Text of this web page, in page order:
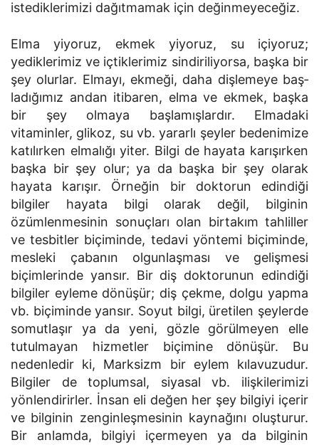
istediklerimizi dağıtmamak için değinmeyeceğiz.
Elma yiyoruz, ekmek yiyoruz, su içiyoruz;
yediklerimiz ve içtiklerimiz sindiriliyorsa, başka bir
şey olurlar. Elmayı, ekmeği, daha dişlemeye baş­
ladığımız andan itibaren, elma ve ekmek, başka
bir şey olmaya başlamışlardır. Elmadaki
vitaminler, glikoz, su vb. yararlı şeyler bedenimize
katılır­ken elmalığı yiter. Bilgi de hayata karışırken
başka bir şey olur; ya da başka bir şey olarak
hayata karışır. Örneğin bir doktorun edindiği
bilgiler hayata bilgi olarak değil, bilginin
özümlenmesinin sonuçları olan birtakım tahliller
ve tesbitler biçiminde, tedavi yöntemi biçiminde,
mesleki çabanın olgunlaşması ve gelişmesi
biçimlerinde yansır. Bir diş doktorunun edindiği
bilgiler eyleme dönüşür; diş çekme, dolgu yapma
vb. biçiminde yansır. Soyut bilgi, üretilen şeylerde
somutlaşır ya da yeni, gözle görülmeyen elle
tutulmayan hizmetler biçimine dönüşür. Bu
nedenledir ki, Marksizm bir eylem kılavuzudur.
Bilgiler de toplumsal, siyasal vb. ilişkilerimizi
yönlendirirler. İnsan eli değen her şey bilgiyi içerir
ve bilginin zenginleşmesinin kaynağını oluşturur.
Bir anlamda, bilgiyi içermeyen ya da bilginin